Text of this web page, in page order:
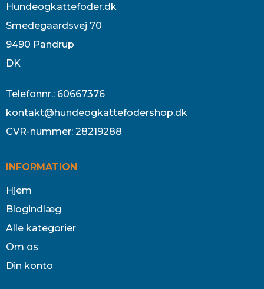
Hundeogkattefoder.dk
Smedegaardsvej 70
9490 Pandrup
DK
Telefonnr.: 60667376
kontakt@hundeogkattefodershop.dk
CVR-nummer: 28219288
INFORMATION
Hjem
Blogindlæg
Alle kategorier
Om os
Din konto